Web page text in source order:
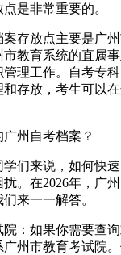
是非常重要的。
存放点主要是广
教育系统的直属
理工作。自考专
存放，考生可以
州自考档案？
们来说，如何快
。在2026年，广
来一一解答。
：如果你需要查
州市教育考试院